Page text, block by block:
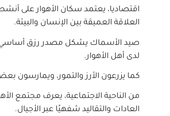
اقتصاديا، يعتمد سكان الأهوار على
العلاقة العميقة بين الإنسان والبيئة.
صيد الأسماك يشكل مصدر رزق أساسي،
لدى أهل الأهوار.
كما يزرعون الأرز والتمور، ويمارسون
من الناحية الاجتماعية، يعرف مجتمع
العادات والتقاليد شفهيًا عبر الأجيال.